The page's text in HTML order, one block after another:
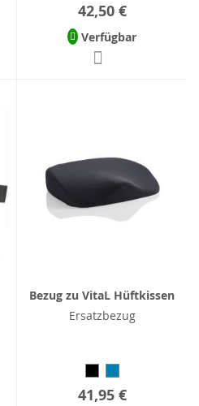
42,50 €
Verfügbar
Bezug zu VitaL Hüftkissen
Ersatzbezug
41,95 €